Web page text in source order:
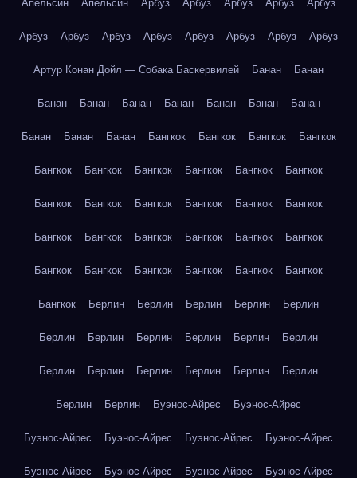
Апельсин Апельсин Арбуз Арбуз Арбуз Арбуз Арбуз
Арбуз Арбуз Арбуз Арбуз Арбуз Арбуз Арбуз Арбуз
Артур Конан Дойл — Собака Баскервилей Банан Банан
Банан Банан Банан Банан Банан Банан Банан
Банан Банан Банан Бангкок Бангкок Бангкок Бангкок
Бангкок Бангкок Бангкок Бангкок Бангкок Бангкок
Бангкок Бангкок Бангкок Бангкок Бангкок Бангкок
Бангкок Бангкок Бангкок Бангкок Бангкок Бангкок
Бангкок Бангкок Бангкок Бангкок Бангкок Бангкок
Бангкок Берлин Берлин Берлин Берлин Берлин
Берлин Берлин Берлин Берлин Берлин Берлин
Берлин Берлин Берлин Берлин Берлин Берлин
Берлин Берлин Буэнос-Айрес Буэнос-Айрес
Буэнос-Айрес Буэнос-Айрес Буэнос-Айрес Буэнос-Айрес
Буэнос-Айрес Буэнос-Айрес Буэнос-Айрес Буэнос-Айрес